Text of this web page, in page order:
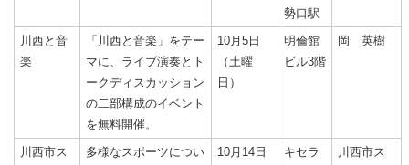
勢口駅
川西と音
楽
「川西と音楽」をテー
マに、ライブ演奏とト
ークディスカッション
の二部構成のイベント
を無料開催。
10月5日
（土曜
日）
明倫館
ビル3階
岡 英樹
川西市ス
多様なスポーツについ
10月14日
キセラ
川西市ス